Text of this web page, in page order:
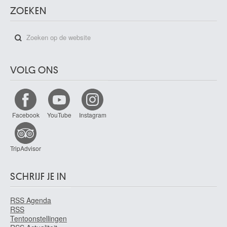
ZOEKEN
VOLG ONS
Facebook YouTube Instagram
TripAdvisor
SCHRIJF JE IN
RSS Agenda
RSS
Tentoonstellingen